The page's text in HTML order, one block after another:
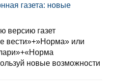
газета: новые
версию газет
вести»+»Норма» или
новые возможности